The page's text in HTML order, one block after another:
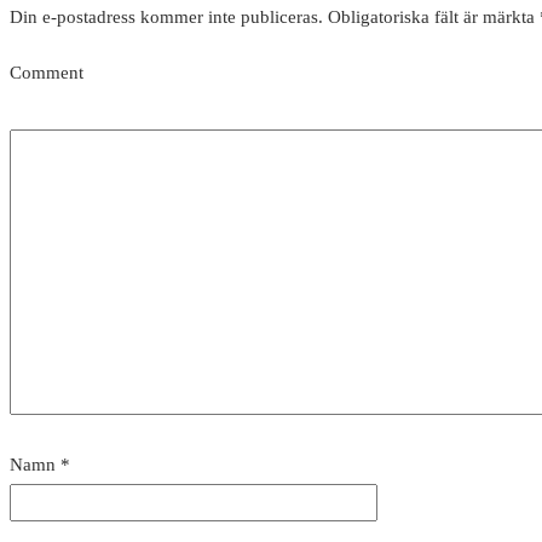
Din e-postadress kommer inte publiceras. Obligatoriska fält är märkta
Comment
Namn *